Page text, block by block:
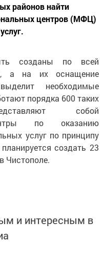
районов найти
центров (МФЦ)
созданы по всей
а на их оснащение
необходимые
порядка 600 таких
собой
по оказанию
услуг по принципу
создать 23
Чистополе.
и интересным в